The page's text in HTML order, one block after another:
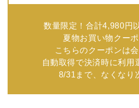
数量限定！合計4,980円
夏物お買い物クーポ
こちらのクーポンは
自動取得で決済時に利用
8/31まで、なくなり